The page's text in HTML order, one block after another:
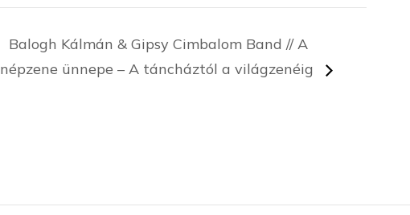
Balogh Kálmán & Gipsy Cimbalom Band // A
népzene ünnepe – A táncháztól a világzenéig